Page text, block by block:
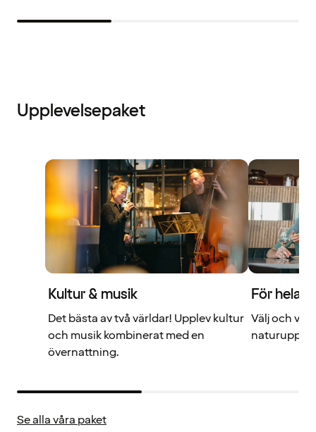
Upplevelsepaket
Kultur & musik
Det bästa av två världar! Upplev kultur
och musik kombinerat med en
övernattning.
För hela
Välj och
Se alla våra paket